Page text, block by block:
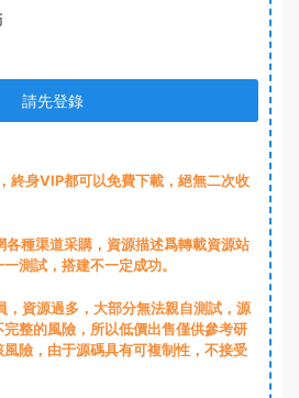
請先登錄
終身VIP都可以免費下載，絕無二次收
各種渠道采購，資源描述爲轉載資源站
測試，搭建不一定成功。
，資源過多，大部分無法親自測試，源
整的風險，所以低價出售僅供參考研
險，由于源碼具有可複制性，不接受